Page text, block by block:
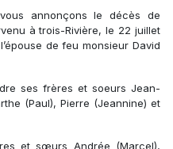
annonçons le décès de
à trois-Rivière, le 22 juillet
de feu monsieur David
ses frères et soeurs Jean-
(Paul), Pierre (Jeannine) et
et sœurs Andrée (Marcel),